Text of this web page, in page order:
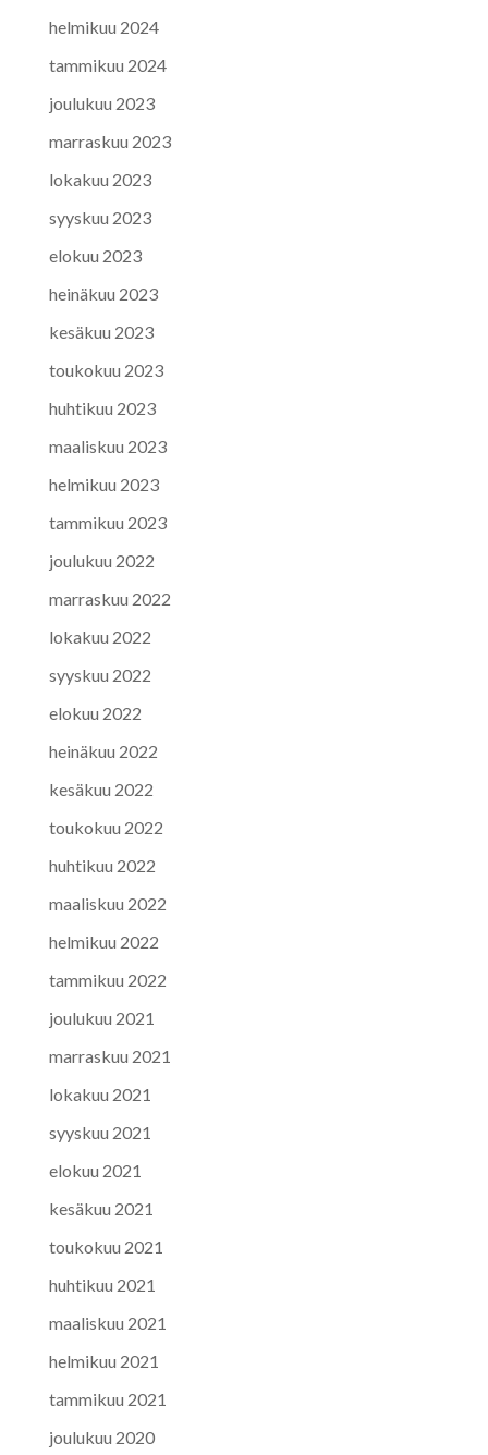
helmikuu 2024
tammikuu 2024
joulukuu 2023
marraskuu 2023
lokakuu 2023
syyskuu 2023
elokuu 2023
heinäkuu 2023
kesäkuu 2023
toukokuu 2023
huhtikuu 2023
maaliskuu 2023
helmikuu 2023
tammikuu 2023
joulukuu 2022
marraskuu 2022
lokakuu 2022
syyskuu 2022
elokuu 2022
heinäkuu 2022
kesäkuu 2022
toukokuu 2022
huhtikuu 2022
maaliskuu 2022
helmikuu 2022
tammikuu 2022
joulukuu 2021
marraskuu 2021
lokakuu 2021
syyskuu 2021
elokuu 2021
kesäkuu 2021
toukokuu 2021
huhtikuu 2021
maaliskuu 2021
helmikuu 2021
tammikuu 2021
joulukuu 2020